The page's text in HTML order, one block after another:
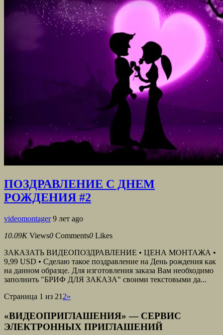
ПОЗДРАВЛЕНИЕ С ДНЕМ
РОЖДЕНИЯ #2
videomontager 9 лет ago
10.09K Views0 Comments0 Likes
ЗАКАЗАТЬ ВИДЕОПОЗДРАВЛЕНИЕ • ЦЕНА МОНТАЖА •
9,99 USD • Сделаю такое поздравление на День рождения как
на данном образце. Для изготовления заказа Вам необходимо
заполнить "БРИФ ДЛЯ ЗАКАЗА" своими текстовыми да...
Страница 1 из 21 2»
«ВИДЕОПРИГЛАШЕНИЯ» — СЕРВИС
ЭЛЕКТРОННЫХ ПРИГЛАШЕНИЙ